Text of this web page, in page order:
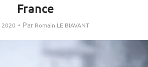
France
2020 Par Romain LE BIAVANT